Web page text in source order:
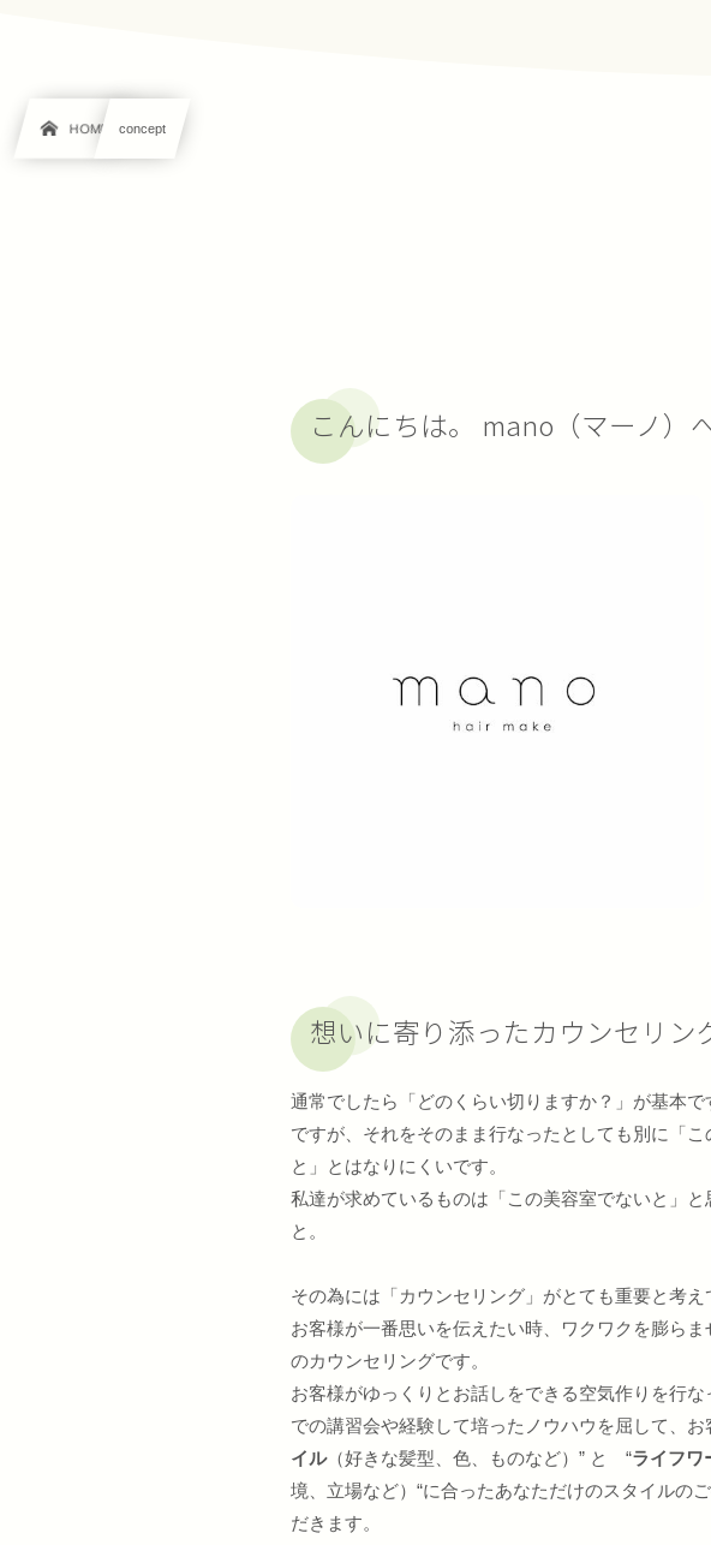
HOME concept
こんにちは。 mano（マーノ）
想いに寄り添ったカウンセリン
通常でしたら「どのくらい切りますか？」が基本で
ですが、それをそのまま行なったとしても別に「こ
と」とはなりにくいです。
私達が求めているものは「この美容室でないと」と
と。
その為には「カウンセリング」がとても重要と考え
お客様が一番思いを伝えたい時、ワクワクを膨らま
のカウンセリングです。
お客様がゆっくりとお話しをできる空気作りを行な
での講習会や経験して培ったノウハウを屈して、お
イル（好きな髪型、色、ものなど）” と “ライフワ
境、立場など）“に合ったあなただけのスタイルの
だきます。